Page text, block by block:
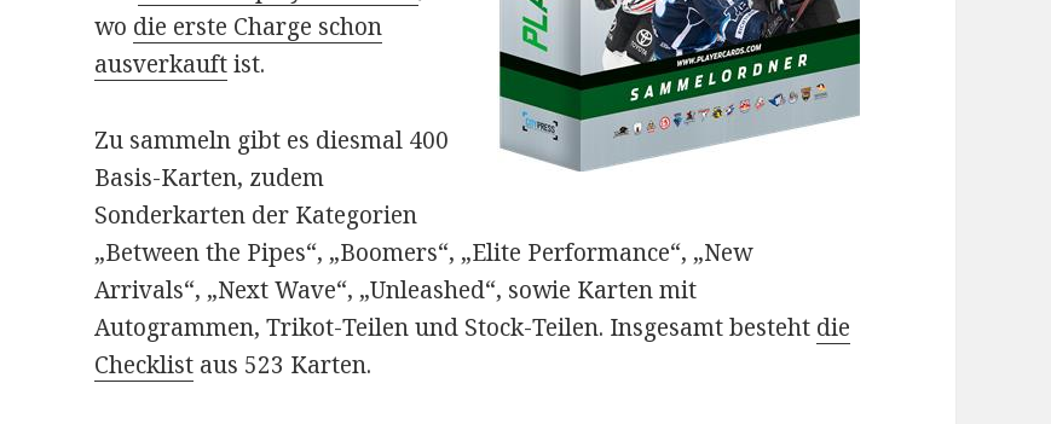
wo die erste Charge schon
ausverkauftist.
Zu sammeln gibt es diesmal 400
Basis-Karten, zudem
Sonderkarten der Kategorien
„Between the Pipes“, „Boomers“, „Elite Performance“, „New
Arrivals“, „Next Wave“, „Unleashed“, sowie Karten mit
Autogrammen, Trikot-Teilen und Stock-Teilen. Insgesamt besteht die
Checklist aus 523 Karten.